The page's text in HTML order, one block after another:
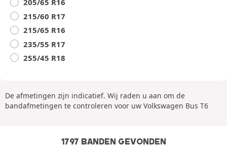
205/65 R16
215/60 R17
215/65 R16
235/55 R17
255/45 R18
De afmetingen zijn indicatief. Wij raden u aan om de
bandafmetingen te controleren voor uw Volkswagen Bus T6
1797 BANDEN GEVONDEN